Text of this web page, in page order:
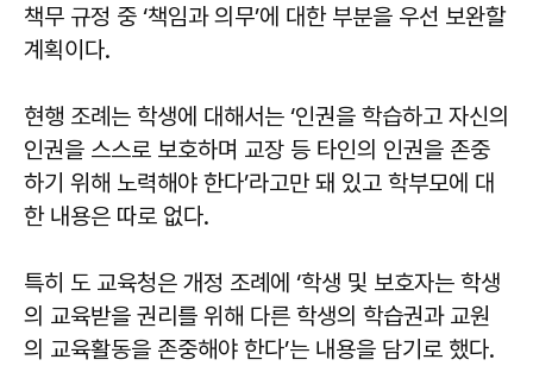
책무 규정 중 ‘책임과 의무’에 대한 부분을 우선 보완할
계획이다.
현행 조례는 학생에 대해서는 ‘인권을 학습하고 자신의
인권을 스스로 보호하며 교장 등 타인의 인권을 존중
하기 위해 노력해야 한다’라고만 돼 있고 학부모에 대
한 내용은 따로 없다.
특히 도 교육청은 개정 조례에 ‘학생 및 보호자는 학생
의 교육받을 권리를 위해 다른 학생의 학습권과 교원
의 교육활동을 존중해야 한다’는 내용을 담기로 했다.